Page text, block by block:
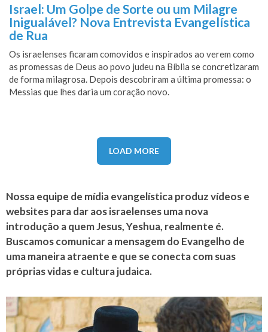
Israel: Um Golpe de Sorte ou um Milagre
Inigualável? Nova Entrevista Evangelística
de Rua
Os israelenses ficaram comovidos e inspirados ao verem como
as promessas de Deus ao povo judeu na Bíblia se concretizaram
de forma milagrosa. Depois descobriram a última promessa: o
Messias que lhes daria um coração novo.
LOAD MORE
Nossa equipe de mídia evangelística produz vídeos e
websites para dar aos israelenses uma nova
introdução a quem Jesus, Yeshua, realmente é.
Buscamos comunicar a mensagem do Evangelho de
uma maneira atraente e que se conecta com suas
próprias vidas e cultura judaica.